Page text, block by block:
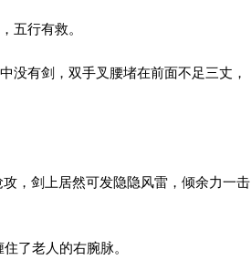
五行有救。
有剑，双手叉腰堵在前面不足三丈，
，剑上居然可发隐隐风雷，倾余力一击
了老人的右腕脉。